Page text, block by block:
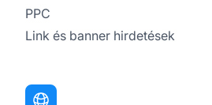
PPC
Link és banner hirdetések